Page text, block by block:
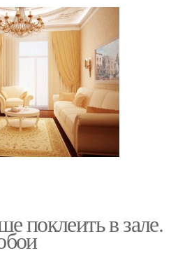
поклеить в зале.